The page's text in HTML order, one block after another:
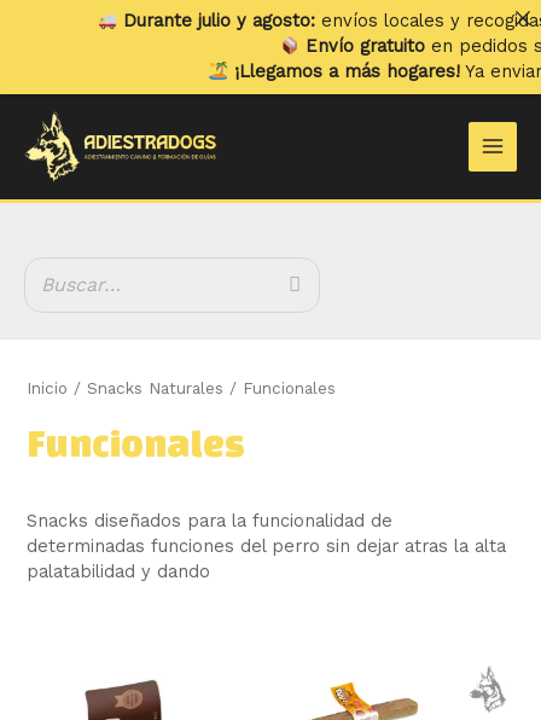
Inicio /Snacks Naturales / Funcionales
Funcionales
Snacks diseñados para la funcionalidad de
determinadas funciones del perro sin dejar atras la alta
palatabilidad y dando
Este
Durante julio y agosto:envíos locales y recogidas loslunes
Envío gratuitoen pedidos
¡Llegamos a más hogares!Ya enviamos a